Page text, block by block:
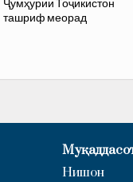
Ҷумҳурии Тоҷикистон
ташриф меорад
Нишон